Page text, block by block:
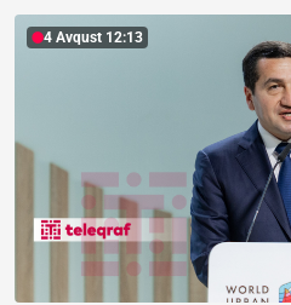
4 Avqust 12:13